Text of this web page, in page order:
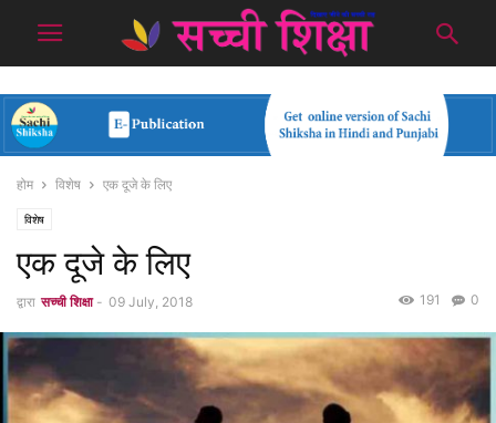
होम विशेष एक दूजे के लिए
विशेष
एक दूजे के लिए
द्वारा सच्ची शिक्षा - 09 July, 2018 0
191